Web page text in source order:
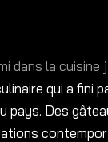
dans la cuisine
qui a fini
pays. Des